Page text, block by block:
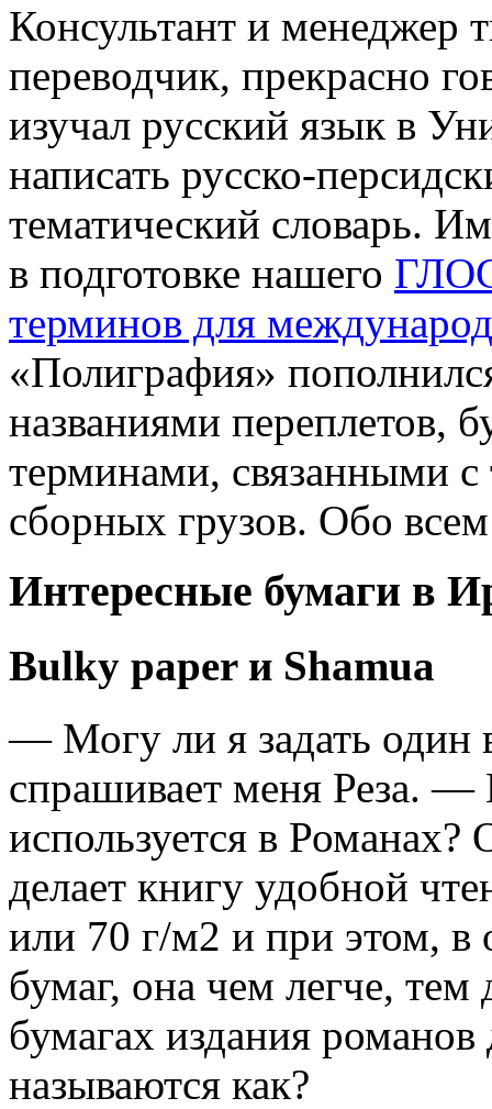
Консультант и менеджер
переводчик, прекрасно
изучал русский язык в
написать русско-
тематический словарь.
в подготовке нашего
терминов для
«Полиграфия»
названиями переплетов,
терминами, связанными
сборных грузов. Обо
Интересные бумаги в
Bulky paper и Shamua
— Могу ли я задать один
спрашивает меня Реза. —
используется в Романах?
делает книгу удобной
или 70 г/м2 и при этом,
бумаг, она чем легче,
бумагах издания
называются как?